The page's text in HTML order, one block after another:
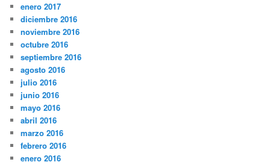
enero 2017
diciembre 2016
noviembre 2016
octubre 2016
septiembre 2016
agosto 2016
julio 2016
junio 2016
mayo 2016
abril 2016
marzo 2016
febrero 2016
enero 2016